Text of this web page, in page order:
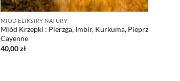
MIÓD ELIKSIRY NATURY
Miód Krzepki : Pierzga, Imbir, Kurkuma, Pieprz
Cayenne
40,00zł